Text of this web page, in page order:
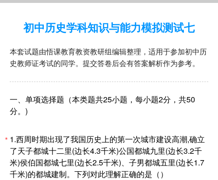
初中历史学科知识与能力模拟测试七
本套试题由悟课教育教资教研组编辑整理，适用于参加初中历
史教师证考试的同学。提交答卷后会有答案解析作为参考。
一、单项选择题（本类题共25小题，每小题2分，共50
分。)
* 1.西周时期出现了我国历史上的第一次城市建设高潮,确立
了天子都城十二里(边长4.3千米)公国都城九里(边长3.2千
米)侯伯国都城七里(边长2.5千米)、子男都城五里(边长1.7
千米)的都城建制。下列对此理解正确的是（）